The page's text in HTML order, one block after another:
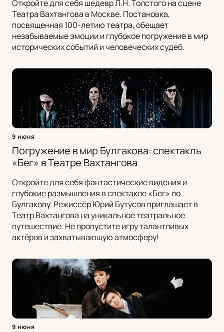
Откройте для себя шедевр Л.Н. Толстого на сцене
Театра Вахтангова в Москве. Постановка,
посвященная 100-летию театра, обещает
незабываемые эмоции и глубокое погружение в мир
исторических событий и человеческих судеб.
9 июня
Погружение в мир Булгакова: спектакль
«Бег» в Театре Вахтангова
Откройте для себя фантастические видения и
глубокие размышления в спектакле «Бег» по
Булгакову. Режиссёр Юрий Бутусов приглашает в
Театр Вахтангова на уникальное театральное
путешествие. Не пропустите игру талантливых
актёров и захватывающую атмосферу!
9 июня